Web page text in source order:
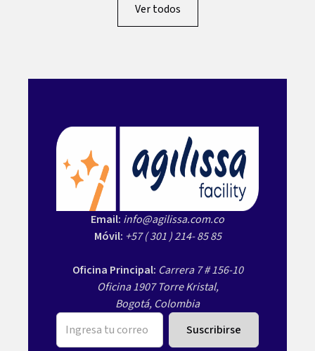
Ver todos
Email: info@agilissa.com.co
Móvil: +57 ( 301 ) 214- 85 85
Oficina Principal: Carrera 7 # 156-10
Oficina 1907 Torre Kristal,
Bogotá, Colombia